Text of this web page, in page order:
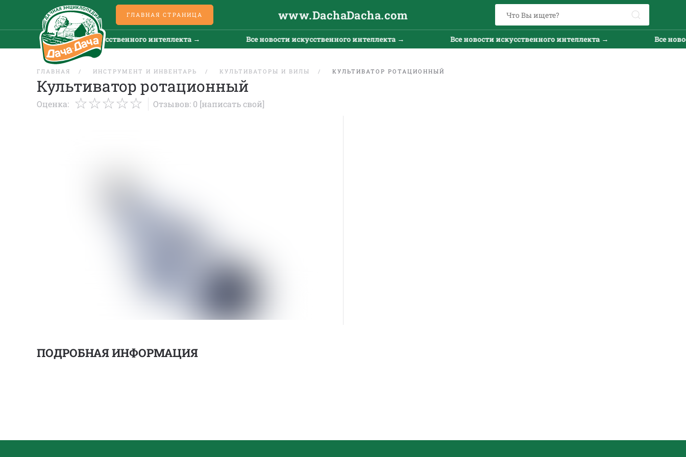
ГЛАВНАЯ СТРАНИЦА www.DachaDacha.com
Все новости искусственного интеллекта → Все новости искусственного интеллекта → Все новости искусственного интеллекта → Все
ГЛАВНАЯ ИНСТРУМЕНТ И ИНВЕНТАРЬ КУЛЬТИВАТОРЫ И ВИЛЫ КУЛЬТИВАТОР РОТАЦИОННЫЙ
Культиватор ротационный
Оценка: Отзывов: 0 [написать свой]
ПОДРОБНАЯ ИНФОРМАЦИЯ